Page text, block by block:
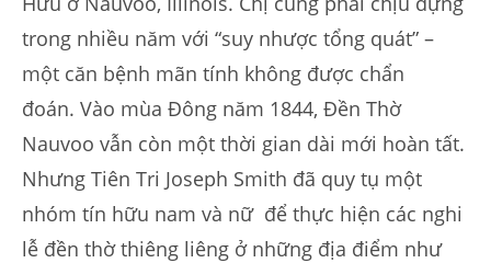
trong nhiều năm với “suy nhược tổng quát” –
một căn bệnh mãn tính không được chẩn
đoán. Vào mùa Đông năm 1844, Đền Thờ
Nauvoo vẫn còn một thời gian dài mới hoàn tất.
Nhưng Tiên Tri Joseph Smith đã quy tụ một
nhóm tín hữu nam và nữ để thực hiện các nghi
lễ đền thờ thiêng liêng ở những địa điểm như